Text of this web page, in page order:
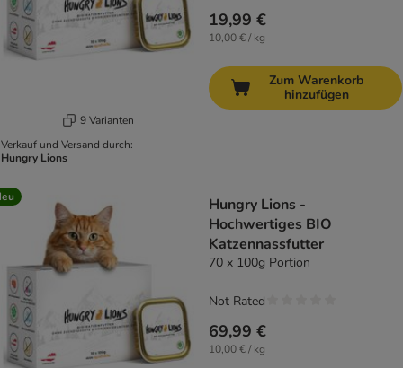
9 Varianten
Verkauf und Versand durch:
Hungry Lions
19,99 €
10,00 € / kg
Zum Warenkorb
hinzufügen
Hungry Lions -
Hochwertiges BIO
Katzennassfutter
70 x 100g Portion
69,99 €
10,00 € / kg
Not Rated